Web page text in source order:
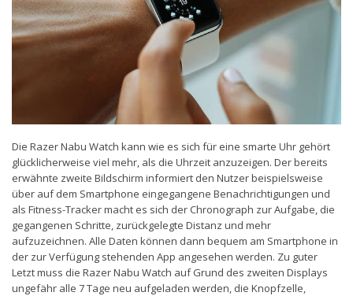
Die Razer Nabu Watch kann wie es sich für eine smarte Uhr gehört
glücklicherweise viel mehr, als die Uhrzeit anzuzeigen. Der bereits
erwähnte zweite Bildschirm informiert den Nutzer beispielsweise
über auf dem Smartphone eingegangene Benachrichtigungen und
als Fitness-Tracker macht es sich der Chronograph zur Aufgabe, die
gegangenen Schritte, zurückgelegte Distanz und mehr
aufzuzeichnen. Alle Daten können dann bequem am Smartphone in
der zur Verfügung stehenden App angesehen werden. Zu guter
Letzt muss die Razer Nabu Watch auf Grund des zweiten Displays
ungefähr alle 7 Tage neu aufgeladen werden, die Knopfzelle,